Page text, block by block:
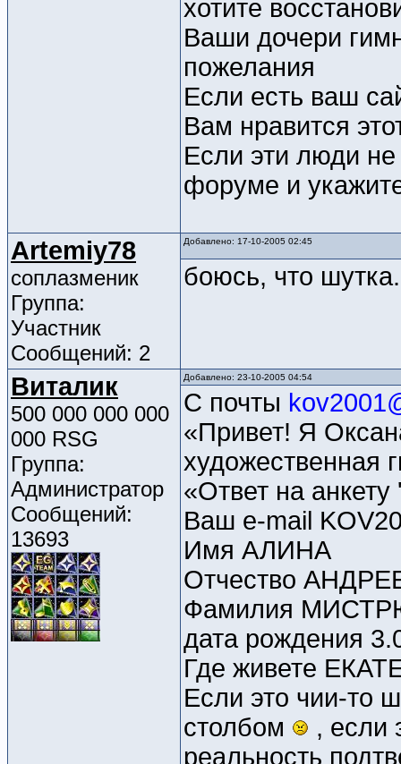
хотите
Ваши дочери
пожелания
Если есть ваш
Вам нравится
Если эти люди не
форуме и
Artemiy78
соплазменик
Группа:
Участник
Сообщений: 2
Добавлено: 17-10-2005 02:45
боюсь, что
Виталик
500 000 000 000
000 RSG
Группа:
Администратор
Сообщений:
13693
Добавлено: 23-10-2005 04:54
С почты
«Привет! Я
художественная
«Ответ на
Ваш e-mail
Имя АЛИНА
Отчество
Фамилия
дата рождения
Где живете
Если это чии-то
столбом
, если
реальность